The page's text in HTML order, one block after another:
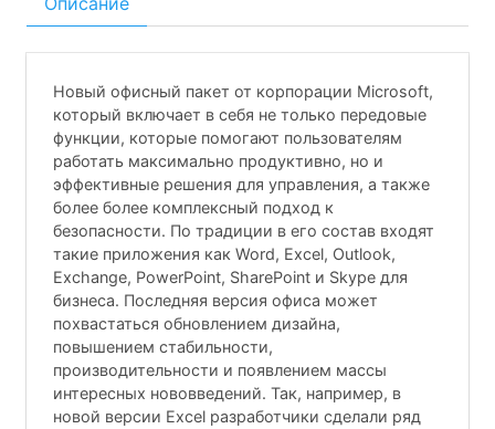
Новый офисный пакет от корпорации Microsoft,
который включает в себя не только передовые
функции, которые помогают пользователям
работать максимально продуктивно, но и
эффективные решения для управления, а также
более более комплексный подход к
безопасности. По традиции в его состав входят
такие приложения как Word, Excel, Outlook,
Exchange, PowerPoint, SharePoint и Skype для
бизнеса. Последняя версия офиса может
похвастаться обновлением дизайна,
повышением стабильности,
производительности и появлением массы
интересных нововведений. Так, например, в
новой версии Excel разработчики сделали ряд